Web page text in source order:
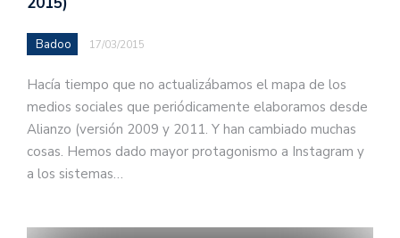
Badoo 17/03/2015
Hacía tiempo que no actualizábamos el mapa de los
medios sociales que periódicamente elaboramos desde
Alianzo (versión 2009 y 2011. Y han cambiado muchas
cosas. Hemos dado mayor protagonismo a Instagram y
a los sistemas…